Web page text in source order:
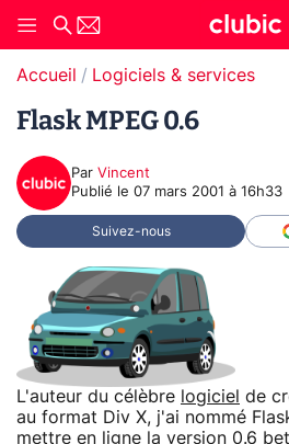
Accueil Logiciels & services
Flask MPEG 0.6
Par Vincent
Publié le 07 mars 2001 à 16h33
Suivez-nous
L'auteur du célèbre logiciel de
au format Div X, j'ai nommé
mettre en ligne la version 0.6